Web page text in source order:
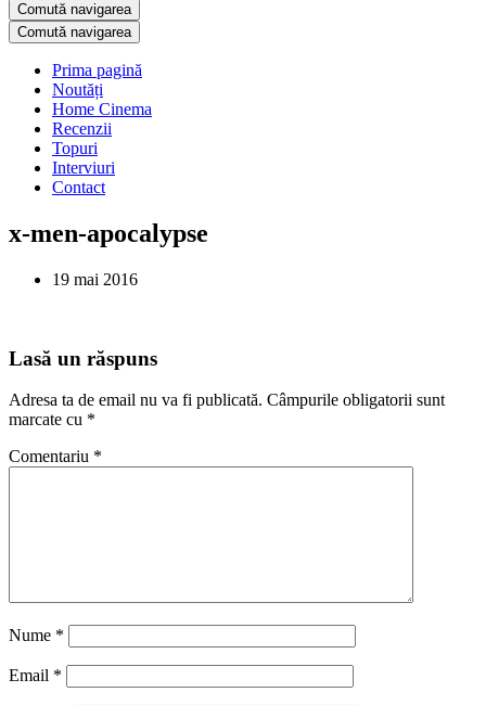
Comută navigarea
Comută navigarea
Prima pagină
Noutăți
Home Cinema
Recenzii
Topuri
Interviuri
Contact
x-men-apocalypse
19 mai 2016
Lasă un răspuns
Adresa ta de email nu va fi publicată. Câmpurile obligatorii sunt
marcate cu *
Comentariu *
Nume *
Email *